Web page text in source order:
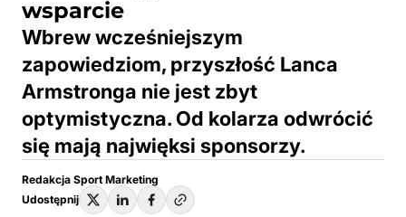
wsparcie
Wbrew wcześniejszym
zapowiedziom, przyszłość Lanca
Armstronga nie jest zbyt
optymistyczna. Od kolarza odwrócić
się mają najwięksi sponsorzy.
Redakcja Sport Marketing
Udostępnij